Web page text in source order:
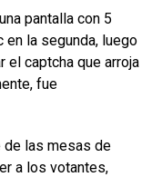
pantalla con 5
la segunda, luego
el captcha que arroja
fue
las mesas de
a los votantes,